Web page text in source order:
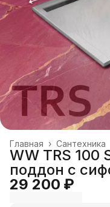
Сантехника
Главная ›
WW TRS 100
поддон с
29 200 ₽